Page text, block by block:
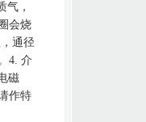
气，
会烧
通径
4. 介
磁
作特